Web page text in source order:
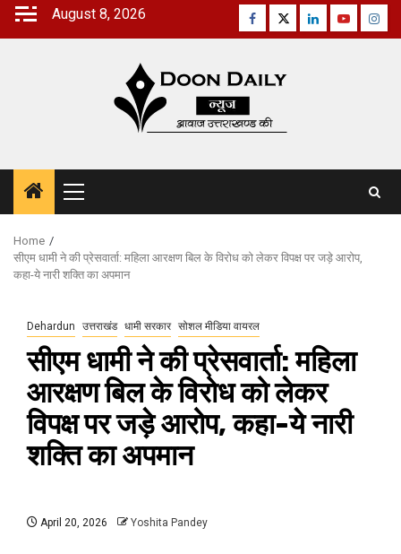
Skip
August 8, 2026 Facebook
TwitterLinkedinYoutube
Primary
Menu
Home
सीएम धामी ने की प्रेसवार्ता: महिला आरक्षण बिल के विरोध को लेकर विपक्ष पर जड़े आरोप,
कहा-ये नारी शक्ति का अपमान
Dehardun उत्तराखंड धामी सरकार सोशल मीडिया वायरल
सीएम धामी ने की प्रेसवार्ता: महिला
आरक्षण बिल के विरोध को लेकर
विपक्ष पर जड़े आरोप, कहा-ये नारी
शक्ति का अपमान
April 20, 2026 Yoshita Pandey